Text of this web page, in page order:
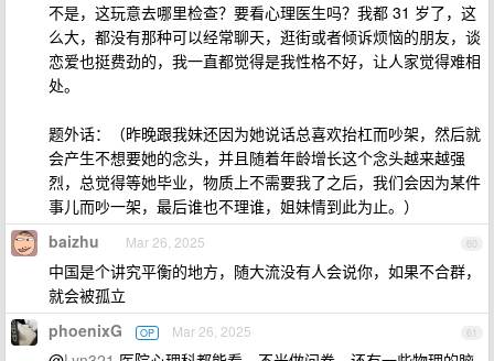
不是，这玩意去哪里检查？要看心理医生吗？我都 31 岁了，这
么大，都没有那种可以经常聊天，逛街或者倾诉烦恼的朋友，谈
恋爱也挺费劲的，我一直都觉得是我性格不好，让人家觉得难相
处。
题外话：（昨晚跟我妹还因为她说话总喜欢抬杠而吵架，然后就
会产生不想要她的念头，并且随着年龄增长这个念头越来越强
烈，总觉得等她毕业，物质上不需要我了之后，我们会因为某件
事儿而吵一架，最后谁也不理谁，姐妹情到此为止。）
60
baizhu Mar 26, 2025
中国是个讲究平衡的地方，随大流没有人会说你，如果不合群，
就会被孤立
61
phoenixG OP Mar 26, 2025